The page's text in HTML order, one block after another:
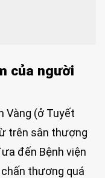
của người
Vàng (ở Tuyết
trên sân thượng
đến Bệnh viện
thương quá